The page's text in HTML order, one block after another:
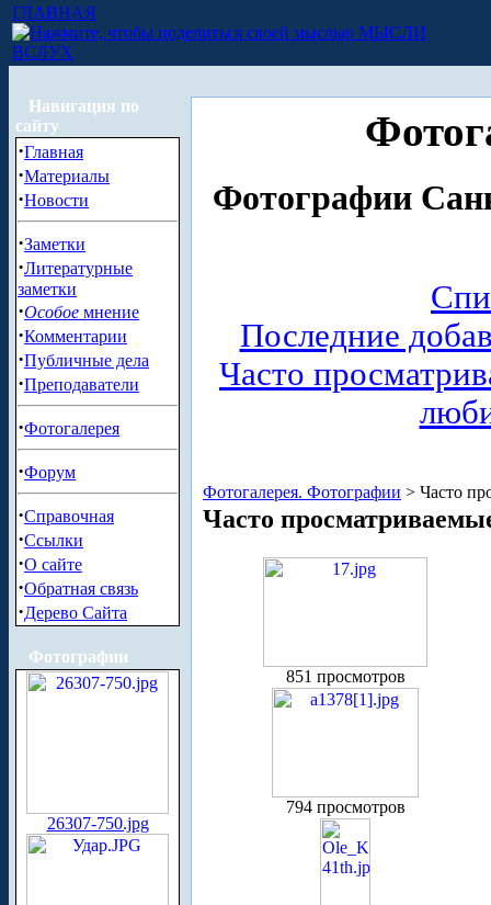
ГЛАВНАЯ
МЫСЛИ
ВСЛУХ
Навигация по
сайту
·Главная
·Материалы
·Новости
·Заметки
·Литературные
заметки
·Особое мнение
·Комментарии
·Публичные дела
·Преподаватели
·Фотогалерея
·Форум
·Справочная
·Ссылки
·О сайте
·Обратная связь
·Дерево Сайта
Фотографии
26307-750.jpg
Фотографии
Последние
Часто
Фотогалерея. Фотографии > Часто
Часто
851 просмотров
794 просмотров